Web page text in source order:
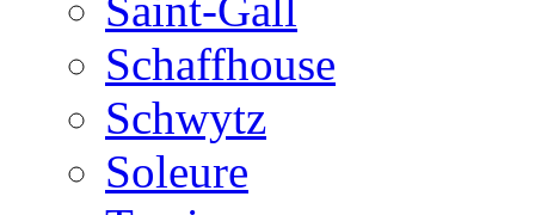
Saint-Gall
Schaffhouse
Schwytz
Soleure